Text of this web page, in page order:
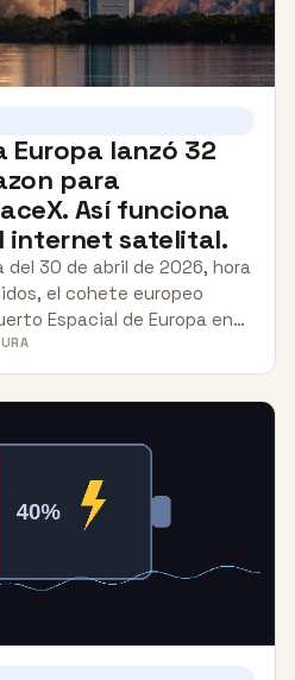
Europa lanzó 32
para
Así funciona
internet satelital.
del 30 de abril de 2026, hora
el cohete europeo
Espacial de Europa en…